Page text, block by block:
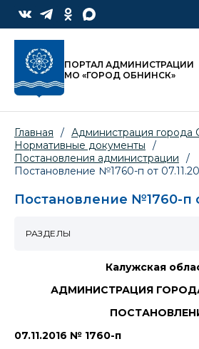
ПОРТАЛ АДМИНИСТРАЦИИ
МО «ГОРОД ОБНИНСК»
Главная / Администрация города
Нормативные документы
/
Постановления администрации
/
Постановление №1760-п от
Постановление №1760-п
Калужская
АДМИНИСТРАЦИЯ
07.11.2016 № 1760-п
РАЗДЕЛЫ